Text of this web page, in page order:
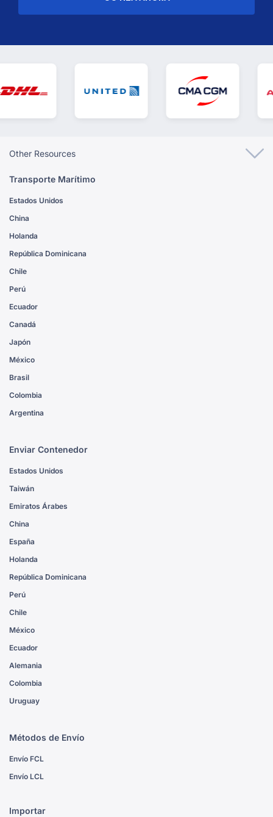
Other Resources
Transporte Marítimo
Estados Unidos
China
Holanda
República Dominicana
Chile
Perú
Ecuador
Canadá
Japón
México
Brasil
Colombia
Argentina
Enviar Contenedor
Estados Unidos
Taiwán
Emiratos Árabes
China
España
Holanda
República Dominicana
Perú
Chile
México
Ecuador
Alemania
Colombia
Uruguay
Métodos de Envío
Envío FCL
Envío LCL
Importar